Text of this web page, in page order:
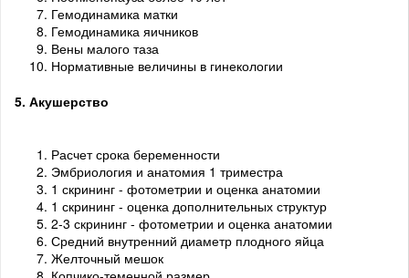
Гемодинамика матки
Гемодинамика яичников
Вены малого таза
Нормативные величины в гинекологии
5. Акушерство
Расчет срока беременности
Эмбриология и анатомия 1 триместра
1 скрининг - фотометрии и оценка анатомии
1 скрининг - оценка дополнительных структур
2-3 скрининг - фотометрии и оценка анатомии
Средний внутренний диаметр плодного яйца
Желточный мешок